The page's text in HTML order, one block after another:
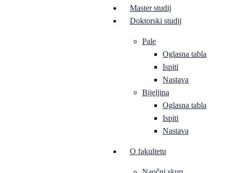
Master studij
Doktorski studij
Pale
Oglasna tabla
Ispiti
Nastava
Bijeljina
Oglasna tabla
Ispiti
Nastava
O fakultetu